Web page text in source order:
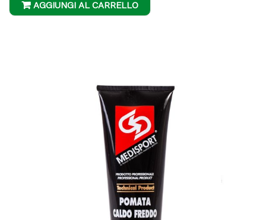
AGGIUNGI AL CARRELLO